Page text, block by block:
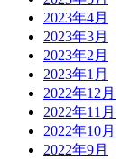
2023年4月
2023年3月
2023年2月
2023年1月
2022年12月
2022年11月
2022年10月
2022年9月